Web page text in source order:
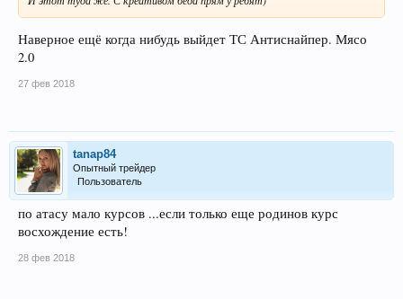
Наверное ещё когда нибудь выйдет ТС Антиснайпер. Мясо
2.0
27 фев 2018
tanap84
Опытный трейдер
Пользователь
по атасу мало курсов ...если только еще родинов курс
восхождение есть!
28 фев 2018